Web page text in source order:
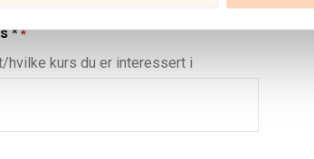
* *
hvilke kurs du er interessert i